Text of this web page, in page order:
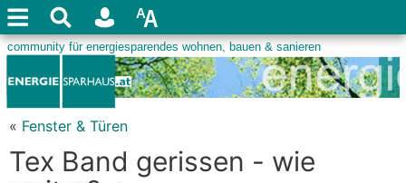
« Fenster & Türen
Tex Band gerissen - wie